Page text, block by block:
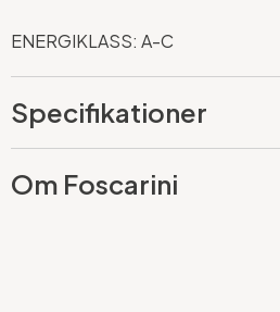
ENERGIKLASS: A-C
Specifikationer
Om Foscarini